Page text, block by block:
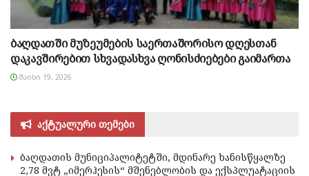
ბაღდათში მუზეუმების საერთაშორისო დღესთან
დაკავშირებით სხვადასხვა ღონისძიებები გაიმართა
ᲛᲐᲘᲡᲘ 19, 2026
აქტუალური თემები
ბაღდათის მუნიციპალიტეტში, მდინარე ხანისწყალზე
2,78 მვტ „იმერჰესის“ მშენებლობის და ექსპლუატაციის